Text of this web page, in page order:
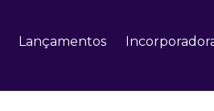
Lançamentos